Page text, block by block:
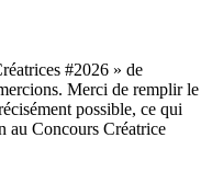
#2026 » de
Merci de remplir le
possible, ce qui
au Concours Créatrice